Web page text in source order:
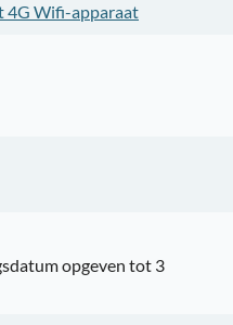
4G Wifi-apparaat
opgeven tot 3